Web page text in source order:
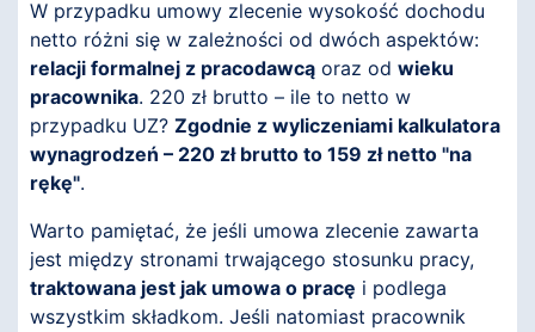
W przypadku umowy zlecenie wysokość dochodu
netto różni się w zależności od dwóch aspektów:
relacji formalnej z pracodawcą oraz od wieku
pracownika. 220 zł brutto – ile to netto w
przypadku UZ? Zgodnie z wyliczeniami kalkulatora
wynagrodzeń – 220 zł brutto to 159 zł netto "na
rękę".
Warto pamiętać, że jeśli umowa zlecenie zawarta
jest między stronami trwającego stosunku pracy,
traktowana jest jak umowa o pracę i podlega
wszystkim składkom. Jeśli natomiast pracownik